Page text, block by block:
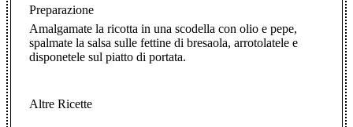
Preparazione
Amalgamate la ricotta in una scodella con olio e pepe,
spalmate la salsa sulle fettine di bresaola, arrotolatele e
disponetele sul piatto di portata.
Altre Ricette